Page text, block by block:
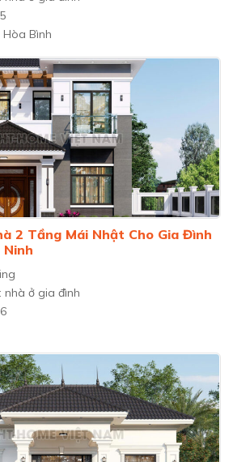
Bình
2 Tầng Mái Nhật Cho Gia Đình
nhà ở gia đình